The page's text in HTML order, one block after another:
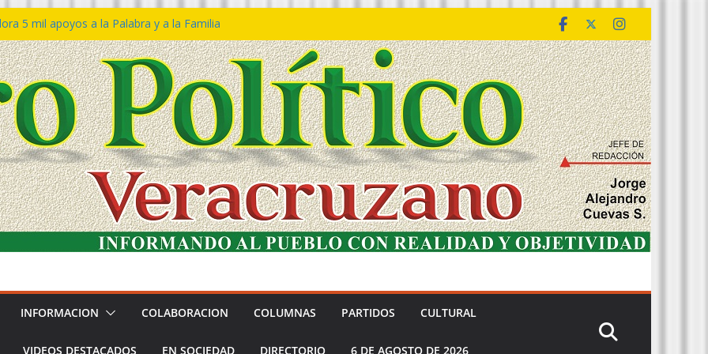
5 mil apoyos a la Palabra y a la Familia
Declaraciones de Procedencia en contra
𝙂𝙤𝙗𝙞𝙚𝙧𝙣𝙤 𝙙𝙚𝙡 𝙀𝙨𝙩𝙖𝙙𝙤 𝙖 𝙙𝙞𝙨𝙛𝙧𝙪𝙩𝙖𝙧
𝙙𝙚𝙡 𝙈𝙖𝙧 𝙚𝙣 𝘾𝙤𝙖𝙩𝙯𝙖𝙘𝙤𝙖𝙡𝙘𝙤𝙨
de policías con vocación de servicio y
SSP
rechaza acusaciones y asegura que
solicitud de desafuero
INFORMACION COLABORACION COLUMNAS PARTIDOS CULTURAL
VIDEOS DESTACADOS EN SOCIEDAD DIRECTORIO 6 DE AGOSTO DE 2026